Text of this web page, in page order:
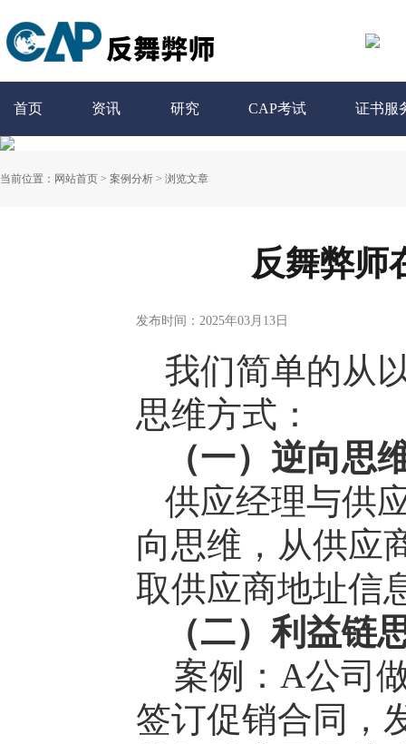
首页 资讯 研究 CAP考试 证书服
当前位置： 网站首页 > 案例分析 > 浏览文章
反舞弊师
发布时间：2025年03月13日
我们简单的从
思维方式：
（一）逆向思
供应经理与供
向思维，从供应
取供应商地址信
（二）利益链
案例：A公司
签订促销合同，